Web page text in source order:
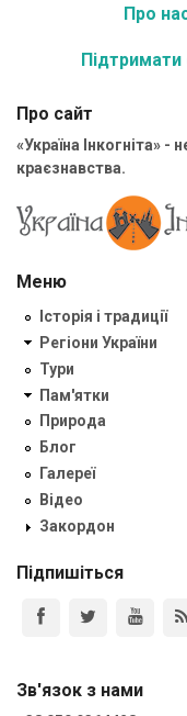
Про
Підтримати
Про сайт
«Україна Інкогніта» -
краєзнавства.
Меню
Історія і традиції
Регіони України
Тури
Пам'ятки
Природа
Блог
Галереї
Відео
Закордон
Підпишіться
Зв'язок з нами